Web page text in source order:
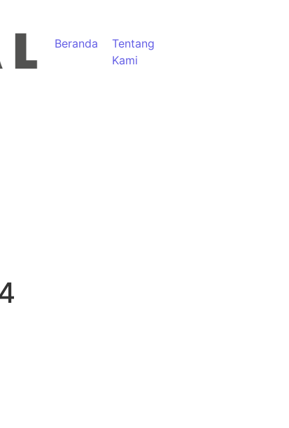
Beranda
Tentang
Kami